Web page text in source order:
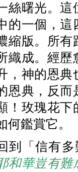
絲曙光。
的一個，這
縮版。所有
織成。經歷
，神的恩典
恩典，反
！玫瑰花下
何鑑賞它。
到「信有
和華豈有